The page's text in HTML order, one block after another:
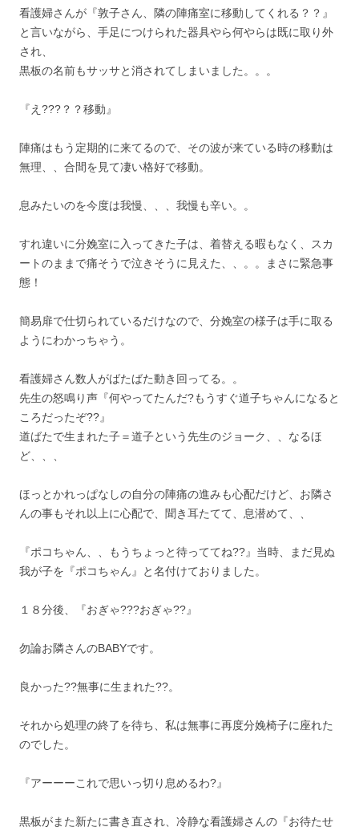
看護婦さんが『敦子さん、隣の陣痛室に移動してくれる？？』
と言いながら、手足につけられた器具やら何やらは既に取り外
され、
黒板の名前もサッサと消されてしまいました。。。
『え???？？移動』
陣痛はもう定期的に来てるので、その波が来ている時の移動は
無理、、合間を見て凄い格好で移動。
息みたいのを今度は我慢、、、我慢も辛い。。
すれ違いに分娩室に入ってきた子は、着替える暇もなく、スカ
ートのままで痛そうで泣きそうに見えた、、。。まさに緊急事
態！
簡易扉で仕切られているだけなので、分娩室の様子は手に取る
ようにわかっちゃう。
看護婦さん数人がばたばた動き回ってる。。
先生の怒鳴り声『何やってたんだ?もうすぐ道子ちゃんになると
ころだったぞ??』
道ばたで生まれた子＝道子という先生のジョーク、、なるほ
ど、、、
ほっとかれっぱなしの自分の陣痛の進みも心配だけど、お隣さ
んの事もそれ以上に心配で、聞き耳たてて、息潜めて、、
『ポコちゃん、、もうちょっと待っててね??』当時、まだ見ぬ
我が子を『ポコちゃん』と名付けておりました。
１８分後、『おぎゃ???おぎゃ??』
勿論お隣さんのBABYです。
良かった??無事に生まれた??。
それから処理の終了を待ち、私は無事に再度分娩椅子に座れた
のでした。
『アーーーこれで思いっ切り息めるわ?』
黒板がまた新たに書き直され、冷静な看護婦さんの『お待たせ